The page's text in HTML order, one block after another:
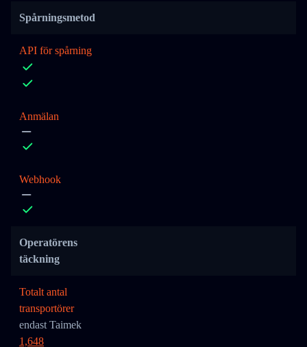
Spårningsmetod
API för spårning
Anmälan
Webhook
Operatörens
täckning
Totalt antal
transportörer
endast Taimek
1,648